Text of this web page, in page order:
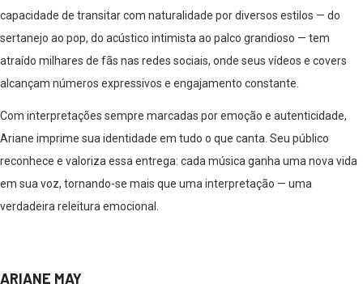
capacidade de transitar com naturalidade por diversos estilos — do
sertanejo ao pop, do acústico intimista ao palco grandioso — tem
atraído milhares de fãs nas redes sociais, onde seus vídeos e covers
alcançam números expressivos e engajamento constante.
Com interpretações sempre marcadas por emoção e autenticidade,
Ariane imprime sua identidade em tudo o que canta. Seu público
reconhece e valoriza essa entrega: cada música ganha uma nova vida
em sua voz, tornando-se mais que uma interpretação — uma
verdadeira releitura emocional.
ARIANE MAY